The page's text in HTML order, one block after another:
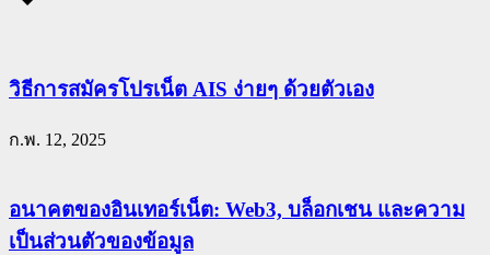
วิธีการสมัครโปรเน็ต AIS ง่ายๆ ด้วยตัวเอง
ก.พ. 12, 2025
อนาคตของอินเทอร์เน็ต: Web3, บล็อกเชน และความ
เป็นส่วนตัวของข้อมูล